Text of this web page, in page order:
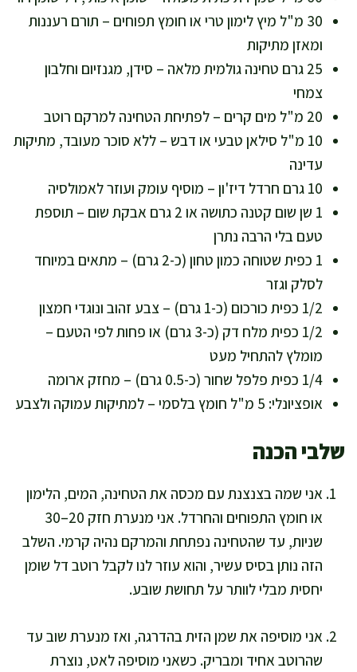
30 מ"ל מיץ לימון טרי או חומץ תפוחים – תורם רעננות
ומאזן מתיקות
25 גרם טחינה גולמית מלאה – סידן, מגנזיום וחלבון
צמחי
20 מ"ל מים קרים – לפתיחת הטחינה למרקם רוטב
10 מ"ל סילאן טבעי או דבש – ללא סוכר מעובד, מתיקות
עדינה
10 גרם חרדל דיז'ון – מוסיף עומק ועוזר לאמולסיה
1 שן שום קטנה כתושה או 2 גרם אבקת שום – תוספת
טעם בלי הרבה נתרן
1 כפית שטוחה כמון טחון (כ-2 גרם) – מתאים במיוחד
לסלק וגזר
1/2 כפית כורכום (כ-1 גרם) – צבע זהוב ונוגדי חמצון
1/2 כפית מלח דק (כ-3 גרם) או פחות לפי הטעם –
מומלץ להתחיל מעט
1/4 כפית פלפל שחור (כ-0.5 גרם) – מחזק ארומה
אופציונלי: 5 מ"ל חומץ בלסמי – למתיקות עמוקה ולצבע
שלבי הכנה
אני שמה בצנצנת עם מכסה את הטחינה, המים, הלימון
או חומץ התפוחים והחרדל. אני מנערת חזק 20–30
שניות, עד שהטחינה נפתחת והמרקם נהיה קרמי. השלב
הזה נותן בסיס עשיר, והוא עוזר לנו לקבל רוטב דל שומן
יחסית מבלי לוותר על תחושת שובע.
אני מוסיפה את שמן הזית בהדרגה, ואז מנערת שוב עד
שהרוטב אחיד ומבריק. כשאני מוסיפה לאט, נוצרת